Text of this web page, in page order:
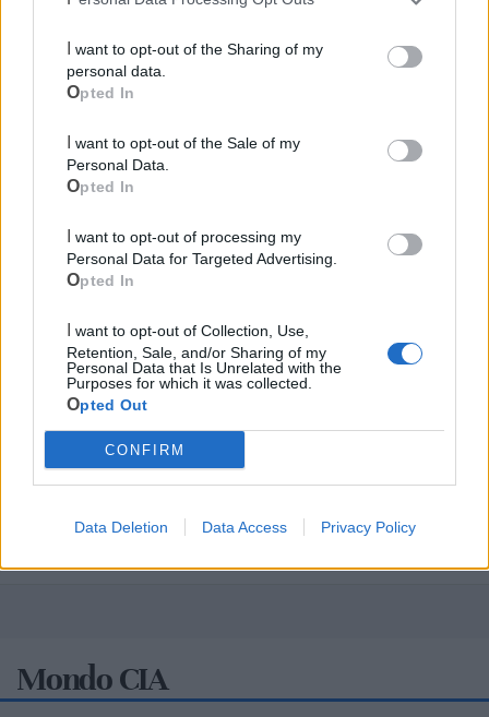
personal data.
Opted In
Personal Data.
Opted In
Personal Data for Targeted Advertising.
Opted In
Retention, Sale, and/or Sharing of my
Personal Data that Is Unrelated with the
Purposes for which it was collected.
Opted Out
CONFIRM
Data Deletion Data Access Privacy Policy
Polizia Locale
Pubblica illuminazione
Mondo CIA